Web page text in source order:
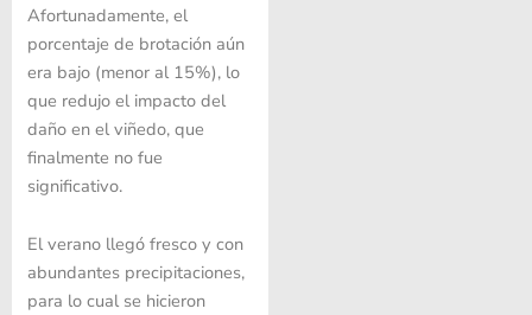
Afortunadamente, el
porcentaje de brotación aún
era bajo (menor al 15%), lo
que redujo el impacto del
daño en el viñedo, que
finalmente no fue
significativo.
El verano llegó fresco y con
abundantes precipitaciones,
para lo cual se hicieron